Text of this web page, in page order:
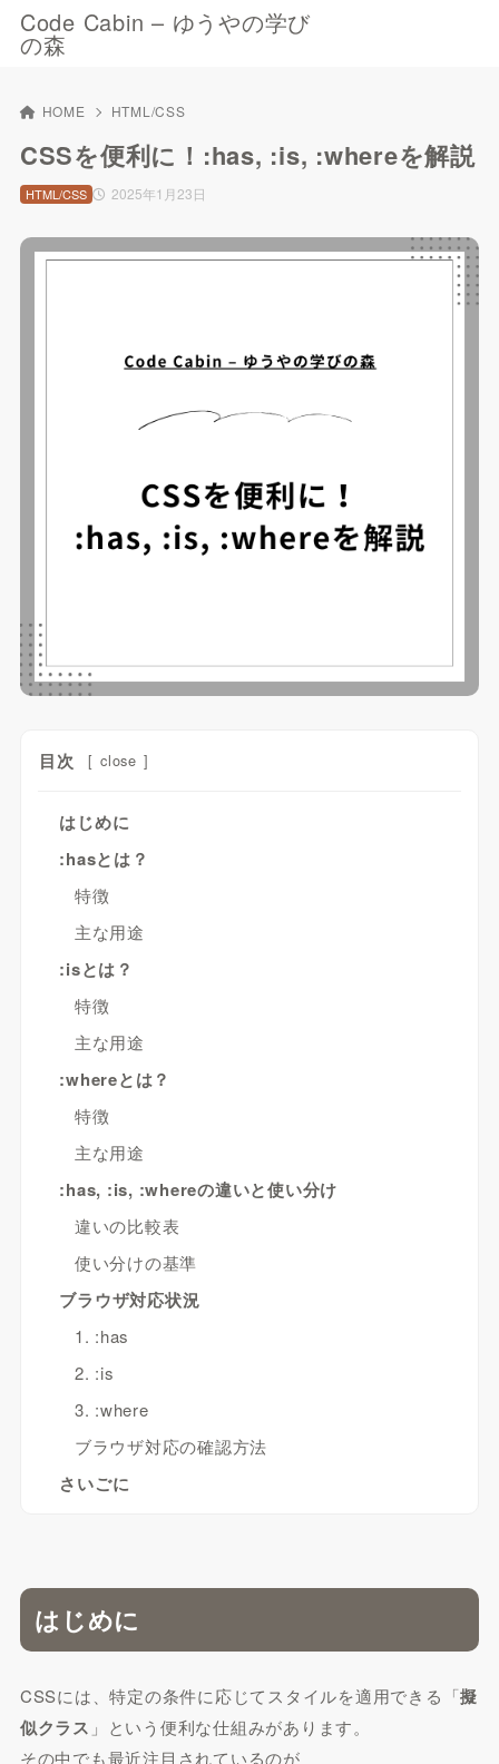
Code Cabin – ゆうやの学び
の森
HOME HTML/CSS
CSSを便利に！:has, :is, :whereを解説
2025年1月23日
HTML/CSS
目次 [ close ]
はじめに
:hasとは？
特徴
主な用途
:isとは？
特徴
主な用途
:whereとは？
特徴
主な用途
:has, :is, :whereの違いと使い分け
違いの比較表
使い分けの基準
ブラウザ対応状況
1. :has
2. :is
3. :where
ブラウザ対応の確認方法
さいごに
はじめに
CSSには、特定の条件に応じてスタイルを適用できる「擬
似クラス 」という便利な仕組みがあります。
その中でも最近注目されているのが